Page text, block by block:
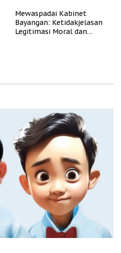
Mewaspadai Kabinet
Bayangan: Ketidakjelasan
Legitimasi Moral dan